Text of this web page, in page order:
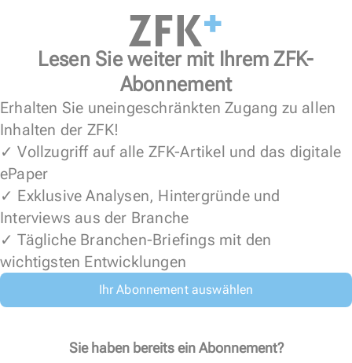
Lesen Sie weiter mit Ihrem ZFK-
Abonnement
Erhalten Sie uneingeschränkten Zugang zu allen
Inhalten der ZFK!
✓ Vollzugriff auf alle ZFK-Artikel und das digitale
ePaper
✓ Exklusive Analysen, Hintergründe und
Interviews aus der Branche
✓ Tägliche Branchen-Briefings mit den
wichtigsten Entwicklungen
Ihr Abonnement auswählen
Sie haben bereits ein Abonnement?